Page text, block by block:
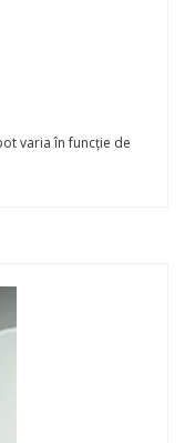
varia în funcție de